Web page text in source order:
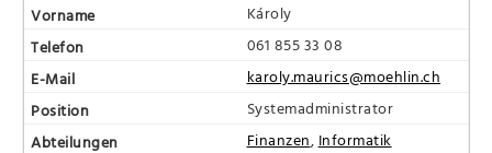
Károly
061 855 33 08
karoly.maurics@moehlin.ch
Systemadministrator
Finanzen, Informatik